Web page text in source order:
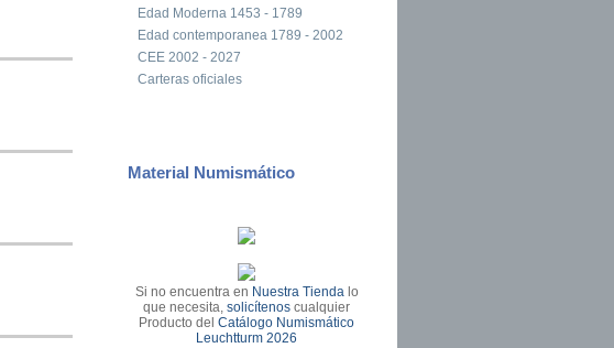
Edad Moderna 1453 - 1789
Edad contemporanea 1789 - 2002
CEE 2002 - 2027
Carteras oficiales
Material Numismático
Si no encuentra en Nuestra Tienda lo
que necesita,solicítenos cualquier
Producto delCatálogo Numismático
Leuchtturm 2026